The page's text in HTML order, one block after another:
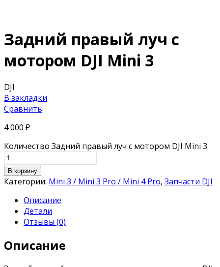
Задний правый луч с
мотором DJI Mini 3
DJI
В закладки
Сравнить
4 000 ₽
Количество Задний правый луч с мотором DJI Mini 3
В корзину
Категории: Mini 3 / Mini 3 Pro / Mini 4 Pro, Запчасти DJI
Описание
Детали
Отзывы (0)
Описание